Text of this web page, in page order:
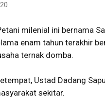
milenial ini bernama
enam tahun terakhir
ternak domba.
Ustad Dadang
sekitar.